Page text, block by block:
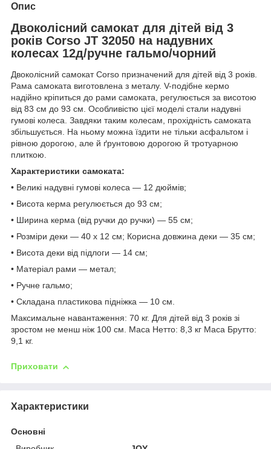
Опис
Двоколісний самокат для дітей від 3
років Corso JT 32050 на надувних
колесах 12д/ручне гальмо/чорний
Двоколісний самокат Corso призначений для дітей від 3 років.
Рама самоката виготовлена з металу. V-подібне кермо
надійно кріпиться до рами самоката, регулюється за висотою
від 83 см до 93 см. Особливістю цієї моделі стали надувні
гумові колеса. Завдяки таким колесам, прохідність самоката
збільшується. На ньому можна їздити не тільки асфальтом і
рівною дорогою, але й ґрунтовою дорогою й тротуарною
плиткою.
Характеристики самоката:
• Великі надувні гумові колеса — 12 дюймів;
• Висота керма регулюється до 93 см;
• Ширина керма (від ручки до ручки) — 55 см;
• Розміри деки — 40 х 12 см; Корисна довжина деки — 35 см;
• Висота деки від підлоги — 14 см;
• Матеріал рами — метал;
• Ручне гальмо;
• Складана пластикова підніжка — 10 см.
Максимальне навантаження: 70 кг. Для дітей від 3 років зі
зростом не менш ніж 100 см. Маса Нетто: 8,3 кг Маса Брутто:
9,1 кг.
Приховати
Характеристики
Основні